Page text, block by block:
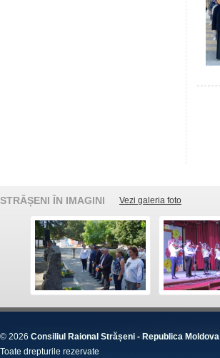
STRĂȘENI ÎN IMAGINI Vezi galeria foto
© 2026 Consiliul Raional Strășeni - Republica Moldova
Toate drepturile rezervate